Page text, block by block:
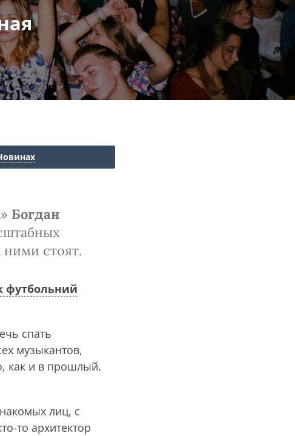
Богдан
ними стоят.
футбольний
спать
музыкантов,
как и в прошлый.
лиц, с
то архитектор